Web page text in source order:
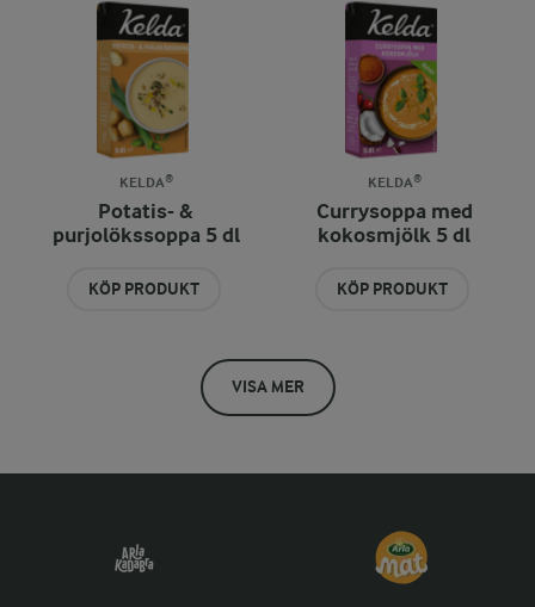
KELDA®
Potatis- &
purjolökssoppa 5 dl
KÖP PRODUKT
KELDA®
Currysoppa med
kokosmjölk 5 dl
KÖP PRODUKT
VISA MER